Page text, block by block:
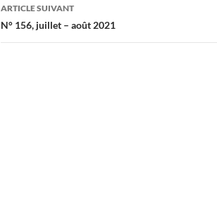
ARTICLE SUIVANT
N° 156, juillet – août 2021